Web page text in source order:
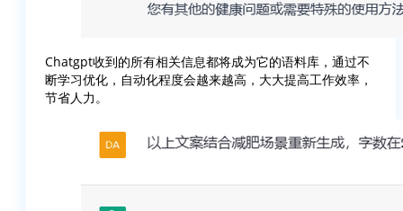
Chatgpt收到的所有相关信息都将成为它的语料库，通过不
断学习优化，自动化程度会越来越高，大大提高工作效率，
节省人力。